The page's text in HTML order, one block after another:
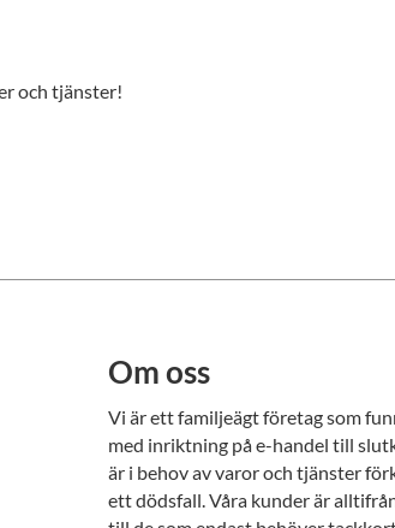
och tjänster!
Om oss
Vi är ett familjeägt företag som
med inriktning på e-handel till
är i behov av varor och tjänster
ett dödsfall. Våra kunder är